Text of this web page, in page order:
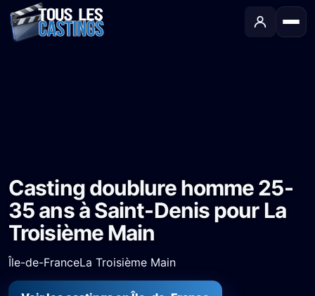
Casting doublure homme 25-
35 ans à Saint-Denis pour La
Troisième Main
Île-de-FranceLa Troisième Main